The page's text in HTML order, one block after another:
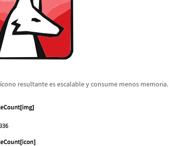
ícono resultante es escalable y consume menos memoria.